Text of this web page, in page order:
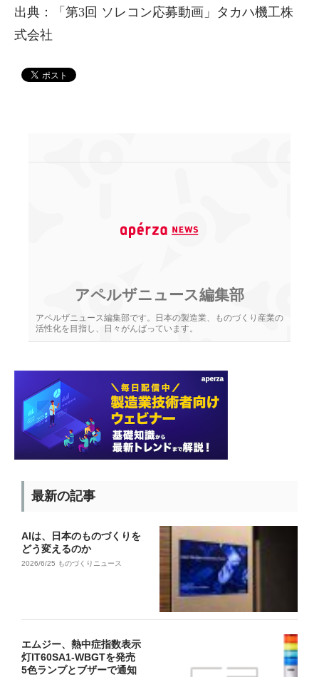
出典：「第3回 ソレコン応募動画」タカハ機工株
式会社
アペルザニュース編集部
アペルザニュース編集部です。日本の製造業、ものづくり産業の
活性化を目指し、日々がんばっています。
最新の記事
AIは、日本のものづくりを
どう変えるのか
2026/6/25 ものづくりニュース
エムジー、熱中症指数表示
灯IT60SA1-WBGTを発売
5色ランプとブザーで通知